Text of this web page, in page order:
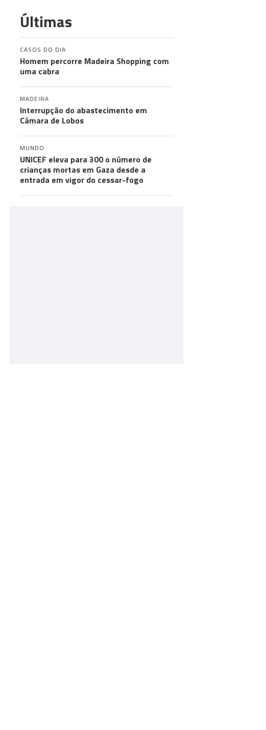
Últimas
CASOS DO DIA
Homem percorre Madeira Shopping com
uma cabra
MADEIRA
Interrupção do abastecimento em
Câmara de Lobos
MUNDO
UNICEF eleva para 300 o número de
crianças mortas em Gaza desde a
entrada em vigor do cessar-fogo